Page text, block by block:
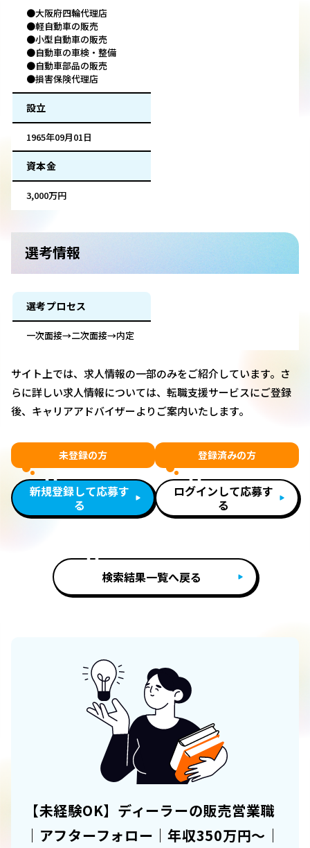
●大阪府四輪代理店
●軽自動車の販売
●小型自動車の販売
●自動車の車検・整備
●自動車部品の販売
●損害保険代理店
設立
1965年09月01日
資本金
3,000万円
選考情報
選考プロセス
一次面接→二次面接→内定
サイト上では、求人情報の一部のみをご紹介しています。さ
らに詳しい求人情報については、転職支援サービスにご登録
後、キャリアアドバイザーよりご案内いたします。
未登録の方
新規登録して応募す
る
登録済みの方
ログインして応募す
る
検索結果一覧へ戻る
【未経験OK】ディーラーの販売営業職
｜アフターフォロー｜年収350万円～｜